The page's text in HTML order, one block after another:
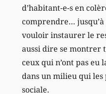
d’habitant-e-s en
comprendre…
vouloir instaurer le
aussi dire se montrer
ceux qui n’ont pas eu
dans un milieu qui
sociale.